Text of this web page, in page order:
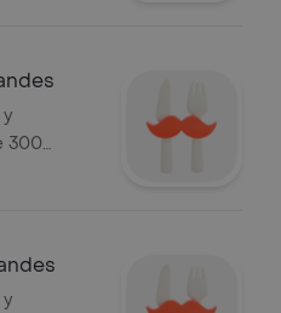
S.A.C.
300
otras
S.A.C.